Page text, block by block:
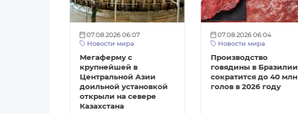
07.08.2026 06:07
Новости мира
Мегаферму с
крупнейшей в
Центральной Азии
доильной установкой
открыли на севере
Казахстана
07.08.2026 06:04
Новости мира
Производство
говядины в Бразилии
сократится до 40 млн
голов в 2026 году